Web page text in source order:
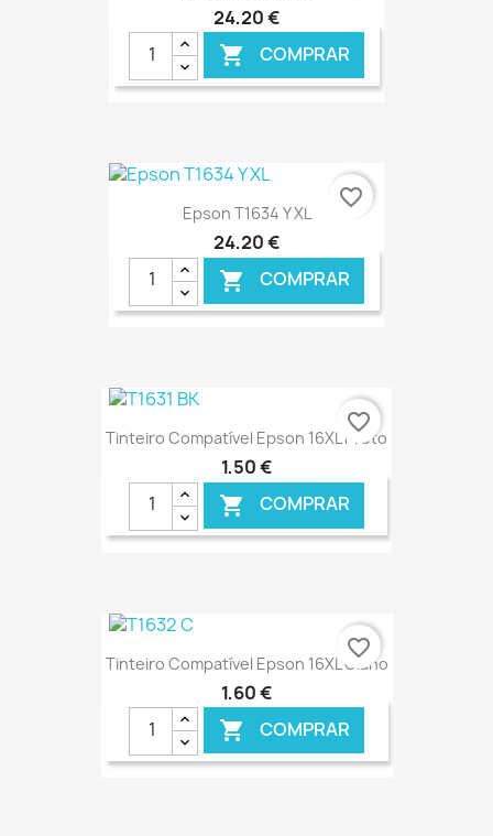
24,20 €
 COMPRAR
€ ONLINE
Epson T1634 Y XL
24,20 €
 COMPRAR
€ ONLINE
favorite_border
Tinteiro Compatível Epson 16XL Preto
1,50 €
 COMPRAR
€ ONLINE
favorite_border
Tinteiro Compatível Epson 16XL Ciano
1,60 €
 COMPRAR
favorite_border